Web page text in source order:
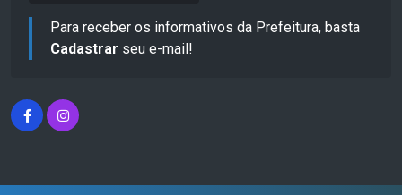
Para receber os informativos da Prefeitura, basta
Cadastrar seu e-mail!